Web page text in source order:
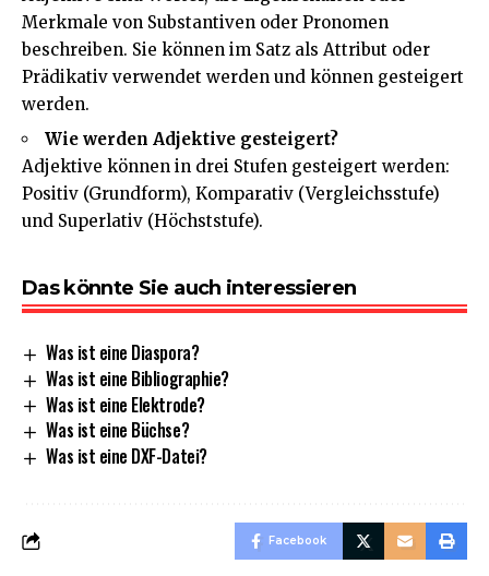
Merkmale von Substantiven oder Pronomen
beschreiben. Sie können im Satz als Attribut oder
Prädikativ verwendet werden und können gesteigert
werden.
Wie werden Adjektive gesteigert?
Adjektive können in drei Stufen gesteigert werden:
Positiv (Grundform), Komparativ (Vergleichsstufe)
und Superlativ (Höchststufe).
Das könnte Sie auch interessieren
Was ist eine Diaspora?
Was ist eine Bibliographie?
Was ist eine Elektrode?
Was ist eine Büchse?
Was ist eine DXF-Datei?
Facebook